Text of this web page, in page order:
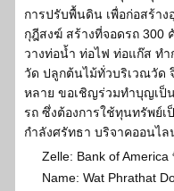
การปรับพื้นดิน เพื่อก่อสร้าง
กุฎีสงฆ์ สร้างที่จอดรถ 300
วางท่อน้ำ ท่อไฟ ท่อแก๊ส ท
วัด ปลูกต้นไม้ทั่วบริเวณวัด
หลาย ขอเชิญร่วมทำบุญเป็
รถ ซึ่งต้องการใช้ทุนทรัพย์
กำลังศรัทธา บริจาคออนไ
Zelle: Bank of
Name: Wat Phrathat